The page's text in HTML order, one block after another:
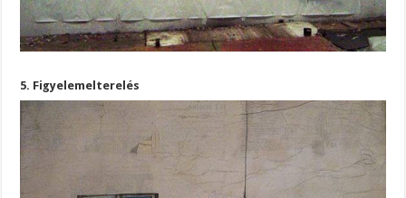
5. Figyelemelterelés